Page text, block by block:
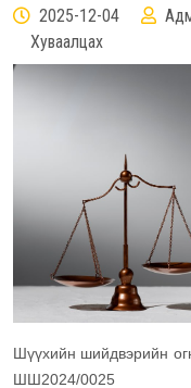
2025-12-04
Хуваалцах
Шүүхийн шийдвэрийн
ШШ2024/0025